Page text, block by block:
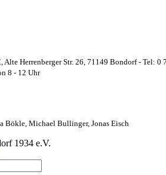
Alte Herrenberger Str. 26, 71149 Bondorf - Tel: 0
8 - 12 Uhr
Bökle, Michael Bullinger, Jonas Eisch
1934 e.V.